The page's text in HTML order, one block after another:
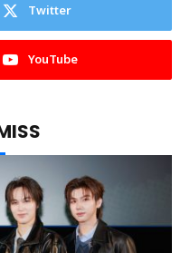
Twitter
YouTube